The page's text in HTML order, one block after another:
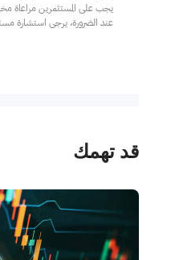
عند الضرورة، يرجى استشارة
قد تهمك